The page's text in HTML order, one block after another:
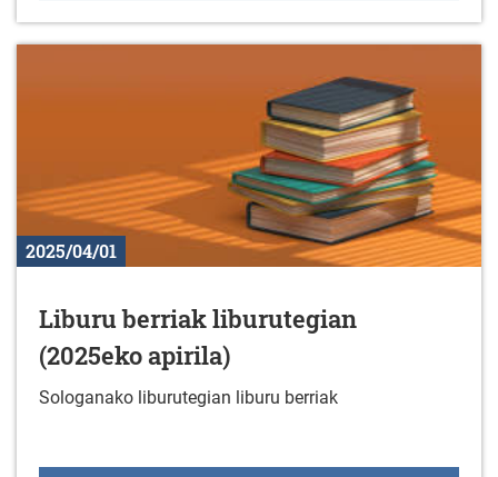
2025/04/01
Liburu berriak liburutegian
(2025eko apirila)
Sologanako liburutegian liburu berriak